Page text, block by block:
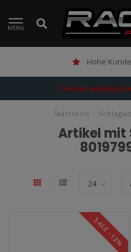
MENU
Hohe
The best webshop
Startseite
Artikel mit
SALE -12%